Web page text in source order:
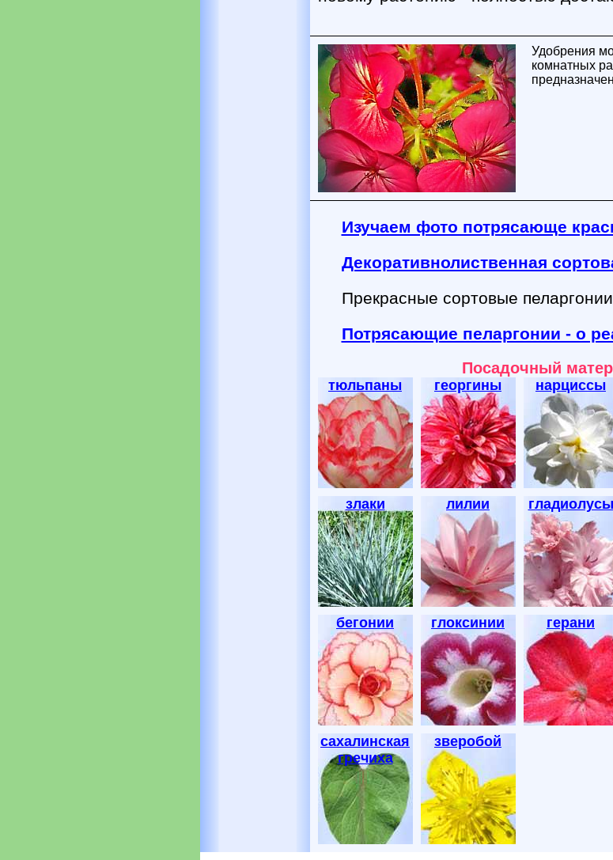
Удобрения
комнатных
Изучаем фото потрясающе
Декоративнолиственная
Прекрасные сортовые
Потрясающие пеларгонии - о
Посадочный
тюльпаны георгины нарциссы
злаки лилии гладиолусы
бегонии глоксинии герани
сахалинская
гречиха
зверобой